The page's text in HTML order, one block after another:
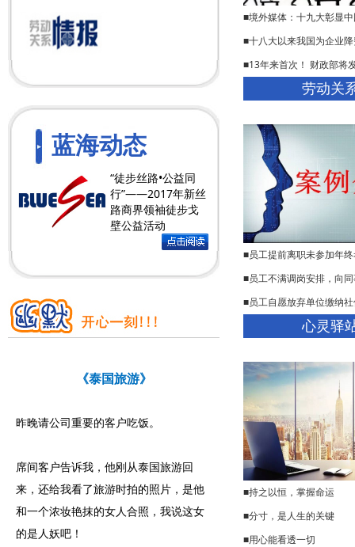
蓝海动态
“徒步丝路•公益同
行”——2017年新丝
路商界领袖徒步戈
壁公益活动
《泰国旅游》
昨晚请公司重要的客户吃饭。
席间客户告诉我，他刚从泰国旅游回
来，还给我看了旅游时拍的照片，是他
和一个浓妆艳抹的女人合照，我说这女
的是人妖吧！
■境外媒体：十九大彰显中
■十八大以来我国为企业
■13年来首次！ 财政部将
劳动关
■员工提前离职未参加年
■员工不满调岗安排，向
■员工自愿放弃单位缴纳
心灵驿
■持之以恒，掌握命运
■分寸，是人生的关键
■用心能看透一切